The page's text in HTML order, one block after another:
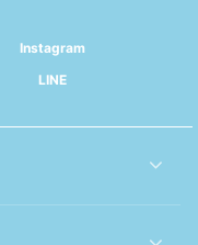
Instagram
LINE